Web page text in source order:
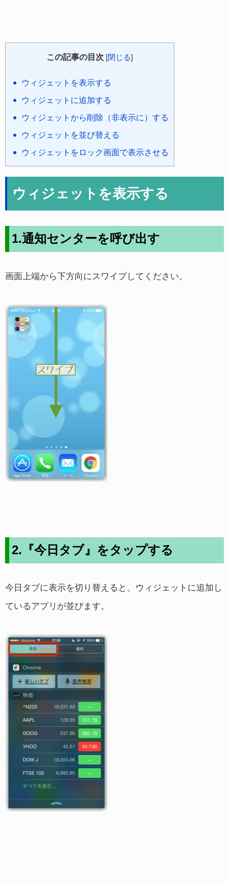
この記事の目次 [閉じる]
ウィジェットを表示する
ウィジェットに追加する
ウィジェットから削除（非表示に）する
ウィジェットを並び替える
ウィジェットをロック画面で表示させる
ウィジェットを表示する
1.通知センターを呼び出す
画面上端から下方向にスワイプしてください。
2.『今日タブ』をタップする
今日タブに表示を切り替えると、ウィジェットに追加し
ているアプリが並びます。